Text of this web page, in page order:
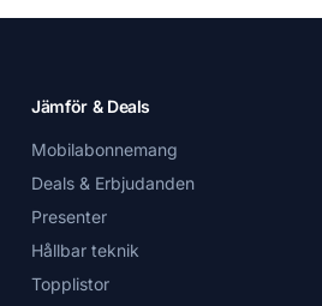
Jämför & Deals
Mobilabonnemang
Deals & Erbjudanden
Presenter
Hållbar teknik
Topplistor